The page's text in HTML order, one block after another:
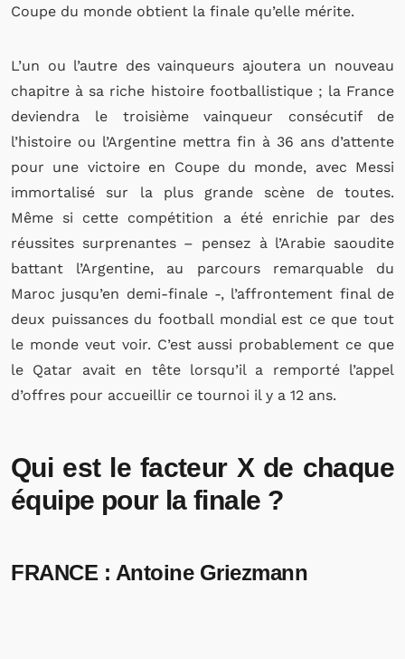
Coupe du monde obtient la finale qu’elle mérite.
L’un ou l’autre des vainqueurs ajoutera un nouveau
chapitre à sa riche histoire footballistique ; la France
deviendra le troisième vainqueur consécutif de
l’histoire ou l’Argentine mettra fin à 36 ans d’attente
pour une victoire en Coupe du monde, avec Messi
immortalisé sur la plus grande scène de toutes.
Même si cette compétition a été enrichie par des
réussites surprenantes – pensez à l’Arabie saoudite
battant l’Argentine, au parcours remarquable du
Maroc jusqu’en demi-finale -, l’affrontement final de
deux puissances du football mondial est ce que tout
le monde veut voir. C’est aussi probablement ce que
le Qatar avait en tête lorsqu’il a remporté l’appel
d’offres pour accueillir ce tournoi il y a 12 ans.
Qui est le facteur X de chaque
équipe pour la finale ?
FRANCE : Antoine Griezmann